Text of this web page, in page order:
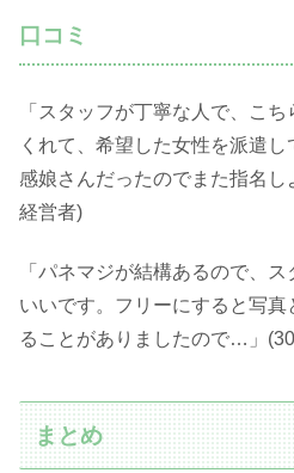
口コミ
「スタッフが丁寧な人で、こ
くれて、希望した女性を派遣
感娘さんだったのでまた指名し
経営者)
「パネマジが結構あるので、
いいです。フリーにすると写真
ることがありましたので…」
まとめ